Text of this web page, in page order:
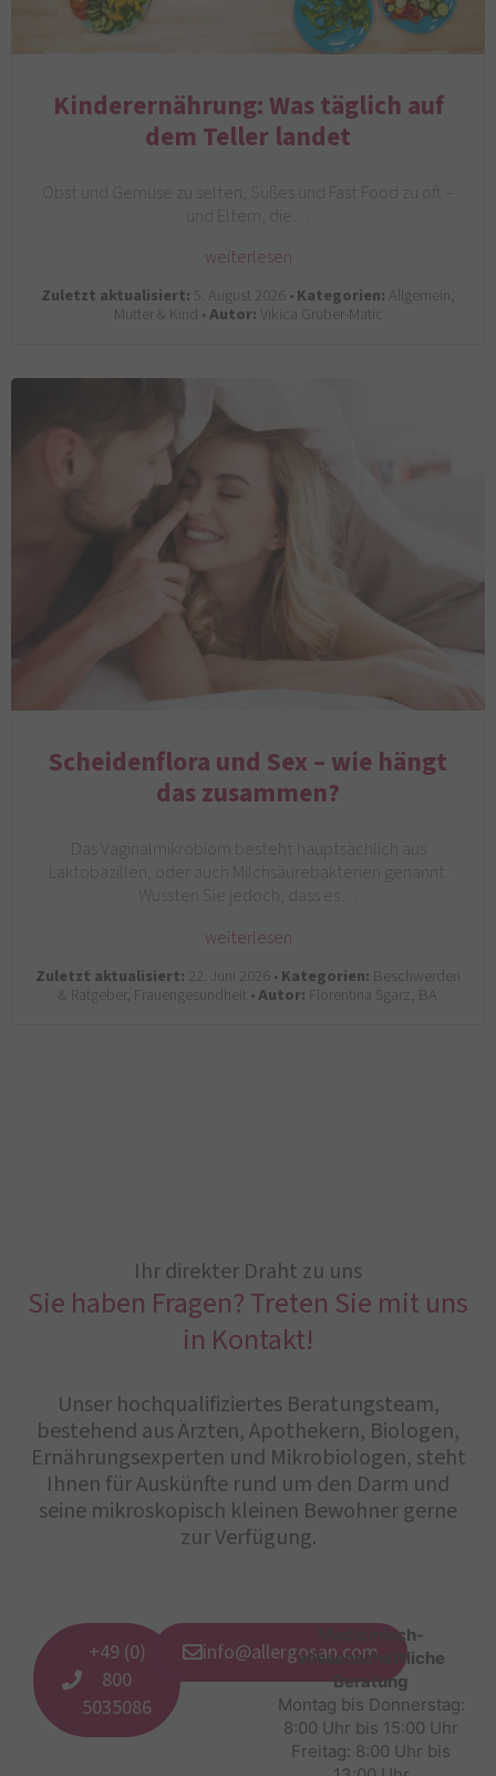
Kinderernährung: Was täglich auf
dem Teller landet
Obst und Gemüse zu selten, Süßes und Fast Food zu oft –
und Eltern, die…
weiterlesen
Zuletzt aktualisiert: 5. August 2026 •Kategorien: Allgemein,
Mutter & Kind •Autor:Vikica Gruber-Matic
Scheidenflora und Sex – wie hängt
das zusammen?
Das Vaginalmikrobiom besteht hauptsächlich aus
Laktobazillen, oder auch Milchsäurebakterien genannt.
Wussten Sie jedoch, dass es…
weiterlesen
Zuletzt aktualisiert: 22. Juni 2026 •Kategorien: Beschwerden
& Ratgeber, Frauengesundheit •Autor: Florentina Sgarz, BA
Ihr direkter Draht zu uns
Sie haben Fragen? Treten Sie mit uns
in Kontakt!
Unser hochqualifiziertes Beratungsteam,
bestehend aus Ärzten, Apothekern, Biologen,
Ernährungsexperten und Mikrobiologen, steht
Ihnen für Auskünfte rund um den Darm und
seine mikroskopisch kleinen Bewohner gerne
zur Verfügung.
+49 (0)
800
5035086
info@allergosan.com
Medizinisch-
wissenschaftliche
Beratung
Montag bis Donnerstag:
8:00 Uhr bis 15:00 Uhr
Freitag: 8:00 Uhr bis